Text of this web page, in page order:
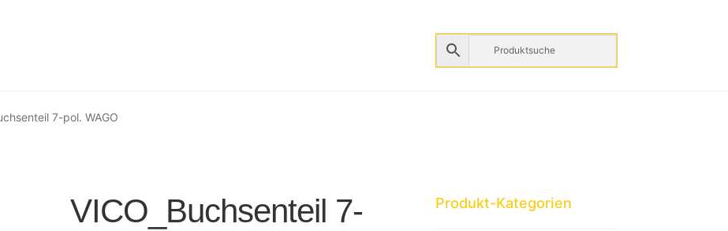
7-pol. WAGO
VICO_Buchsenteil 7-
Produkt-Kategorien